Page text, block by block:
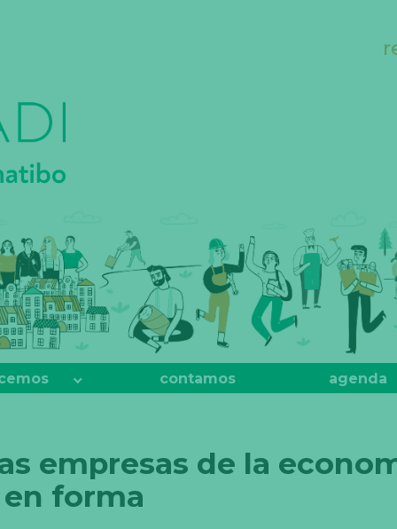
contamos agenda
empresas de la
forma